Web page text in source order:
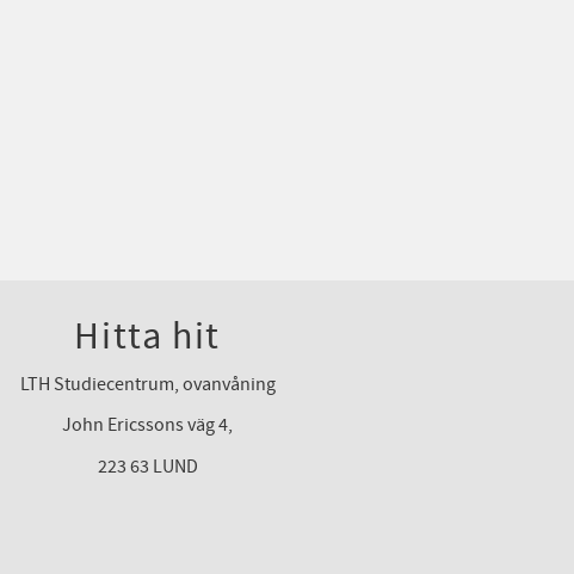
Hitta hit
LTH Studiecentrum, ovanvåning
John Ericssons väg 4,
223 63 LUND